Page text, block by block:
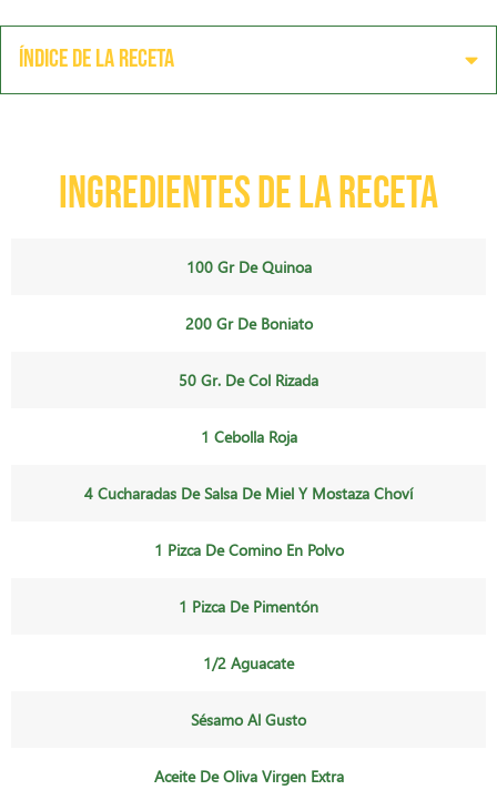
Índice de la receta
Ingredientes de la receta
100 Gr De Quinoa
200 Gr De Boniato
50 Gr. De Col Rizada
1 Cebolla Roja
4 Cucharadas De Salsa De Miel Y Mostaza Choví
1 Pizca De Comino En Polvo
1 Pizca De Pimentón
1/2 Aguacate
Sésamo Al Gusto
Aceite De Oliva Virgen Extra